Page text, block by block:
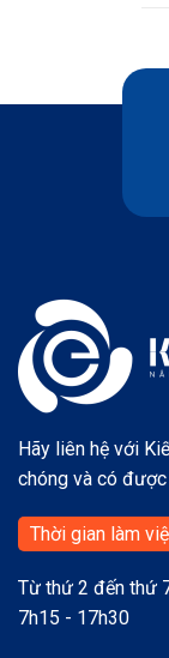
Hãy liên hệ với
chóng và có
Thời gian làm
Từ thứ 2 đến thứ
7h15 - 17h30